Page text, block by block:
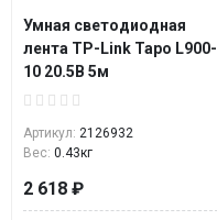
Умная светодиодная
лента TP-Link Tapo L900-
10 20.5В 5м
Артикул: 2126932
Вес: 0.43кг
2 618 ₽